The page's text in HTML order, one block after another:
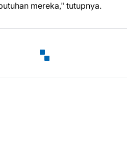
mereka," tutupnya.